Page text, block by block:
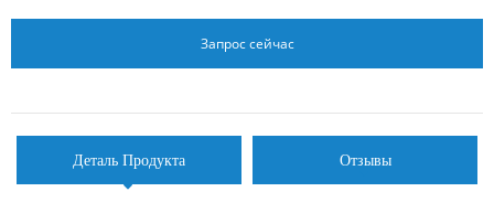
Запрос сейчас
Деталь Продукта Отзывы